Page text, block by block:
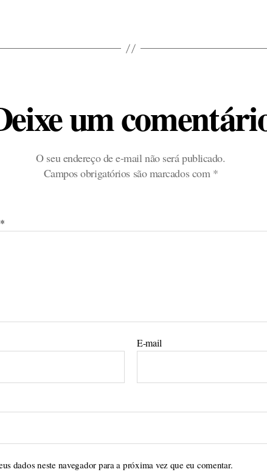
um
O seu endereço de e-mail não será publicado.
Campos obrigatórios são marcados com *
*
E-mail
dados neste navegador para a próxima vez que eu comentar.